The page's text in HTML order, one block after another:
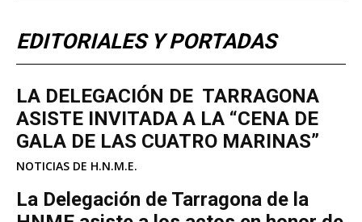
EDITORIALES Y PORTADAS
LA DELEGACIÓN DE TARRAGONA
ASISTE INVITADA A LA “CENA DE
GALA DE LAS CUATRO MARINAS”
NOTICIAS DE H.N.M.E.
La Delegación de Tarragona de la